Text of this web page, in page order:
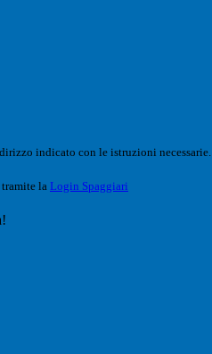
indicato con le istruzioni necessarie.
tramite la Login Spaggiari